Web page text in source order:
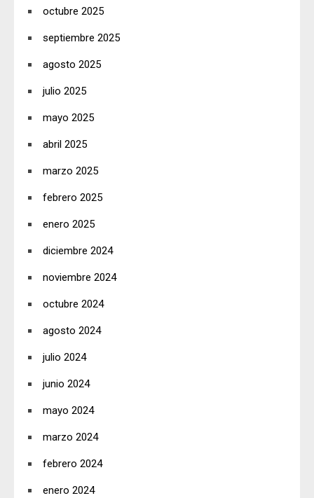
octubre 2025
septiembre 2025
agosto 2025
julio 2025
mayo 2025
abril 2025
marzo 2025
febrero 2025
enero 2025
diciembre 2024
noviembre 2024
octubre 2024
agosto 2024
julio 2024
junio 2024
mayo 2024
marzo 2024
febrero 2024
enero 2024